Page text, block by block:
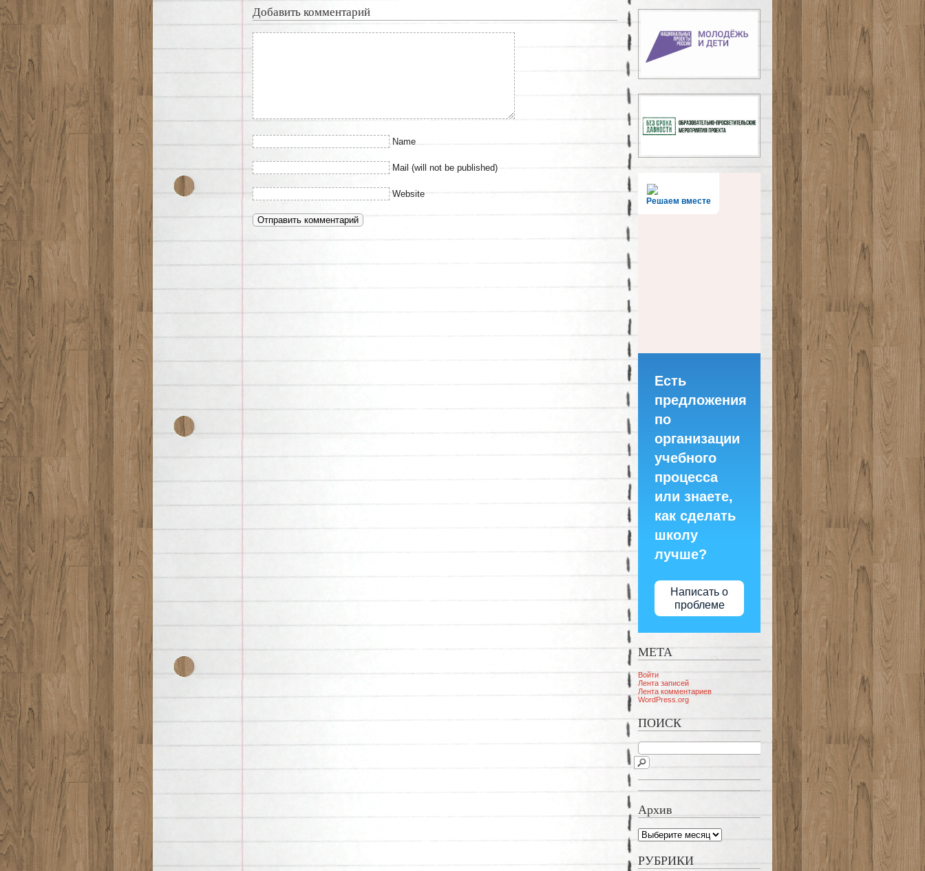
Добавить комментарий
Name
Mail (will not be published)
Website
Решаем вместе
Есть
предложения
по
организации
учебного
процесса
или знаете,
как сделать
школу
лучше?
Написать о
проблеме
МЕТА
Войти
Лента записей
Лента комментариев
WordPress.org
ПОИСК
Архив
Архив
РУБРИКИ